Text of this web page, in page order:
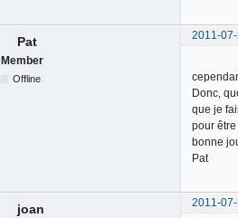
Pat
2011-
Member
Offline
Donc,
que je
pour
bonne
Pat
joan 2011-